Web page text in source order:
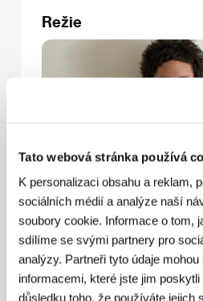
Tato webová stránka používá
K personalizaci obsahu a reklam,
sociálních médií a analýze naší
soubory cookie. Informace o tom,
sdílíme se svými partnery pro
analýzy. Partneři tyto údaje
informacemi, které jste jim
důsledku toho, že používáte jejich
Režie
Linda Jablonská(1979,
dokumentární tvorby na
režisérka pracovala pro
na cyklech Cestománie,
Natočila dva hodinové
televizi. Jako studentka FAMU
dokumentární film o svých